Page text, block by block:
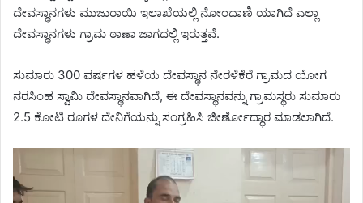
ದೇವಸ್ಥಾನಗಳು ಮುಜುರಾಯಿ ಇಲಾಖೆಯಲ್ಲಿ ನೋಂದಾಣಿ ಯಾಗಿದೆ ಎಲ್ಲಾ
ದೇವಸ್ಥಾನಗಳು ಗ್ರಾಮ ಠಾಣಾ ಜಾಗದಲ್ಲಿ ಇರುತ್ತವೆ.
ಸುಮಾರು 300 ವರ್ಷಗಳ ಹಳೆಯ ದೇವಸ್ಥಾನ ನೇರಳೆಕೆರೆ ಗ್ರಾಮದ ಯೋಗ
ನರಸಿಂಹ ಸ್ವಾಮಿ ದೇವಸ್ಥಾನವಾಗಿದೆ, ಈ ದೇವಸ್ಥಾನವನ್ನು ಗ್ರಾಮಸ್ಥರು ಸುಮಾರು
2.5 ಕೋಟಿ ರೂಗಳ ದೇನಿಗೆಯನ್ನು ಸಂಗ್ರಹಿಸಿ ಜೀರ್ಣೋದ್ಧಾರ ಮಾಡಲಾಗಿದೆ.